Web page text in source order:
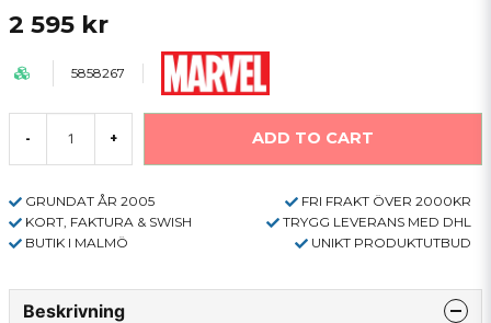
2 595 kr
5858267
- + ADD TO CART
GRUNDAT ÅR 2005
FRI FRAKT ÖVER 2000KR
KORT, FAKTURA & SWISH
TRYGG LEVERANS MED DHL
BUTIK I MALMÖ
UNIKT PRODUKTUTBUD
Beskrivning